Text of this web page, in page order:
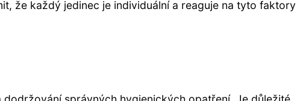
že každý jedinec je individuální a reaguje na tyto faktory